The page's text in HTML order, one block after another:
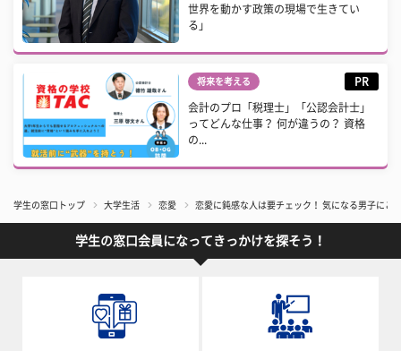
世界を動かす政策の現場で生きてい
る」
将来を考える PR
会計のプロ「税理士」「公認会計士」
ってどんな仕事？ 何が違うの？ 資格
の...
学生の窓口トップ 大学生活 恋愛 恋愛に鈍感な人は要チェック！ 気になる男子にこ
学生の窓口会員になってきっかけを探そう！